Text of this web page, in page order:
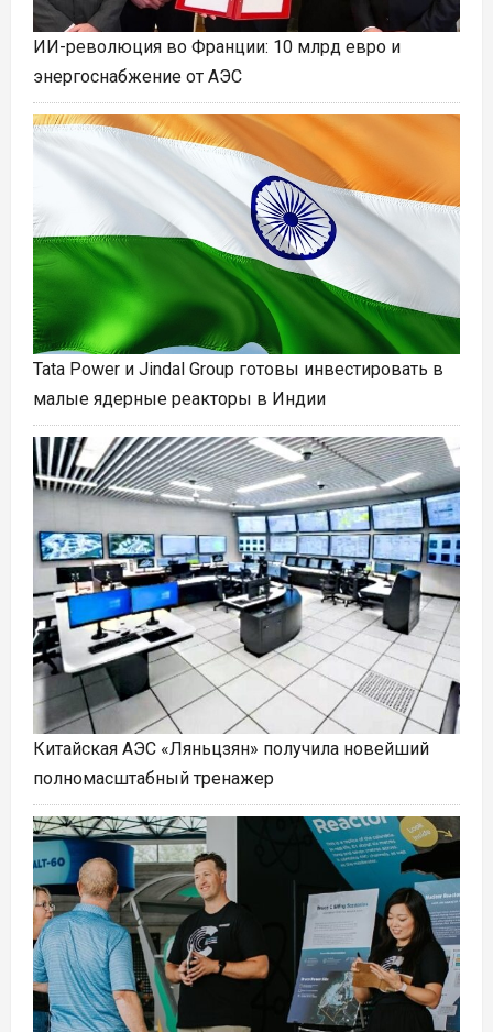
ИИ-революция во Франции: 10 млрд евро и
энергоснабжение от АЭС
Tata Power и Jindal Group готовы инвестировать в
малые ядерные реакторы в Индии
Китайская АЭС «Ляньцзян» получила новейший
полномасштабный тренажер